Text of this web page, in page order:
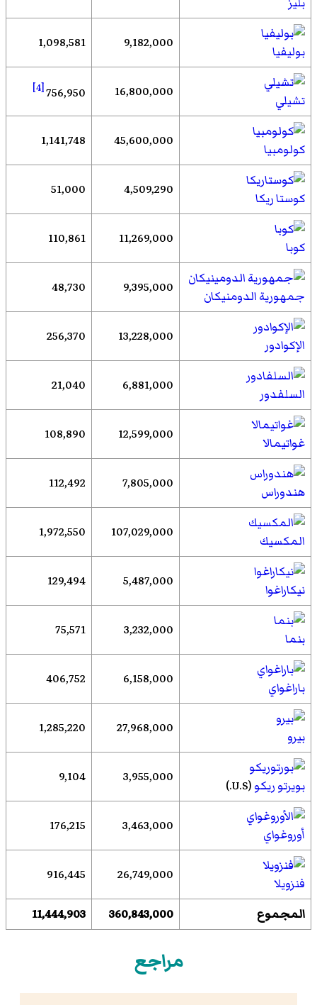
بوليفيا 9,182,000
1,098,581
تشيلي 16,800,000
756,950
[4]
كولومبيا 45,600,000
1,141,748
كوستا ريكا 4,509,290
51,000
كوبا 11,269,000
110,861
جمهورية الدومنيكان 9,395,000
48,730
الإكوادور 13,228,000
256,370
السلفدور 6,881,000
21,040
غواتيمالا 12,599,000
108,890
هندوراس 7,805,000
112,492
المكسيك 107,029,000
1,972,550
نيكاراغوا 5,487,000
129,494
بنما 3,232,000
75,571
باراغواي 6,158,000
406,752
بيرو 27,968,000
1,285,220
بويرتو ريكو(
U.S.
)
3,955,000
9,104
أوروغواي 3,463,000
176,215
فنزويلا 26,749,000
916,445
المجموع 360,843,000
11,444,903
مراجع